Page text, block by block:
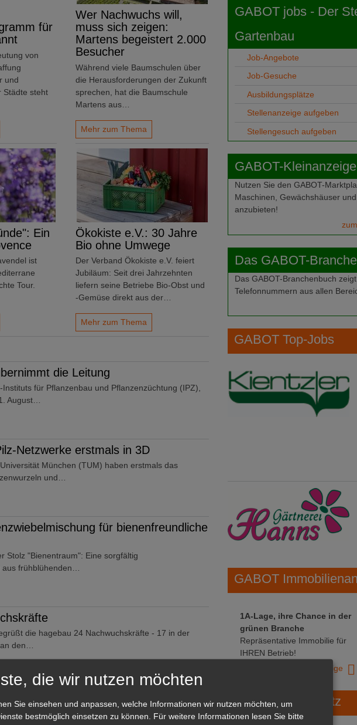
für
von
und
Städte steht
Wer Nachwuchs will,
muss sich zeigen:
Martens begeistert 2.000
Besucher
Während viele Baumschulen über
die Herausforderungen der Zukunft
sprechen, hat die Baumschule
Martens aus…
Mehr zum Thema
Ein
ist
Tour.
Ökokiste e.V.: 30 Jahre
Bio ohne Umwege
Der Verband Ökokiste e.V. feiert
Jubiläum: Seit drei Jahrzehnten
liefern seine Betriebe Bio-Obst und
-Gemüse direkt aus der…
Mehr zum Thema
die Leitung
für Pflanzenbau und Pflanzenzüchtung (IPZ),
August…
Netzwerke erstmals in 3D
München (TUM) haben erstmals das
und…
für bienenfreundliche
Stolz "Bienentraum": Eine sorgfältig
frühblühenden…
die hagebau 24 Nachwuchskräfte - 17 in der
den…
ist die Heidelbeere
Lieblingsbeere der Niedersachsen. Die Anbaufläche
GABOT jobs - Der
Gartenbau
Job-Angebote
Job-Gesuche
Ausbildungsplätze
Stellenanzeige aufgeben
Stellengesuch aufgeben
GABOT-
Nutzen Sie den GABOT-
Maschinen, Gewächshäuser
anzubieten!
Das GABOT-
Das GABOT-Branchenbuch
Telefonnummern aus allen
GABOT Top-Jobs
GABOT
1A-Lage, ihre Chance in der
grünen Branche
Repräsentative Immobilie für
IHREN Betrieb!
zur Anzeige
GABOT Marktplatz
die wir nutzen möchten
Sie einsehen und anpassen, welche Informationen wir nutzen möchten, um
bestmöglich einsetzen zu können.
Für weitere Informationen lesen Sie bitte